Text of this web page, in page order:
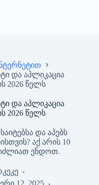
და აპლიკაცია
2026 წელს
და აპლიკაცია
2026 წელს
და აპებს
აქ არის 10
ენდოთ.
12, 2025